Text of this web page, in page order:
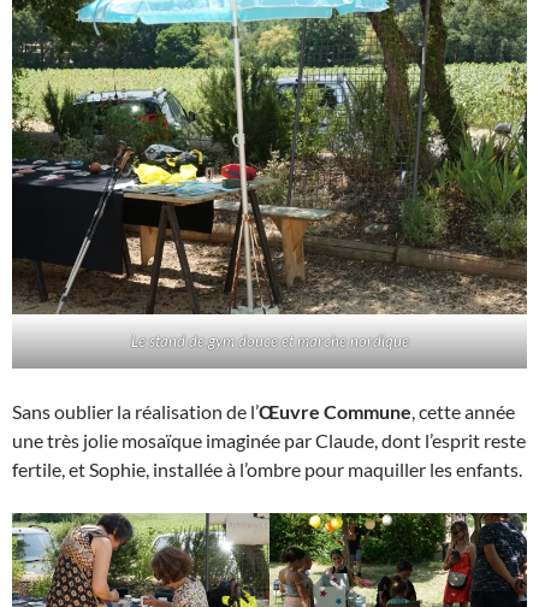
Le stand de gym douce et marche nordique
Sans oublier la réalisation de l’Œuvre Commune, cette année
une très jolie mosaïque imaginée par Claude, dont l’esprit reste
fertile, et Sophie, installée à l’ombre pour maquiller les enfants.